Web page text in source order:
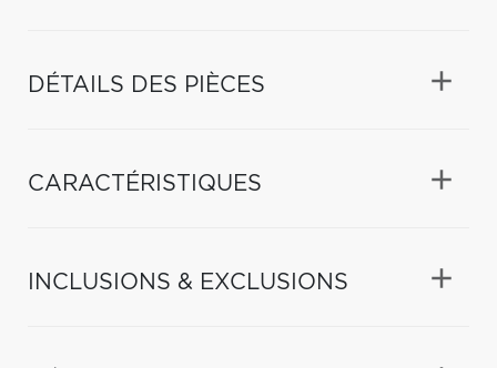
DÉTAILS DES PIÈCES
CARACTÉRISTIQUES
INCLUSIONS & EXCLUSIONS